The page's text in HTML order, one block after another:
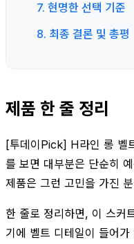
7. 현명한 선택 기준
8. 최종 결론 및 총평
제품 한 줄 정리
[투데이Pick] H라인 롱 벨
를 보면 대부분은 단순히
제품은 그런 고민을 가진
한 줄로 정리하면, 이 스커
기에 벨트 디테일이 들어